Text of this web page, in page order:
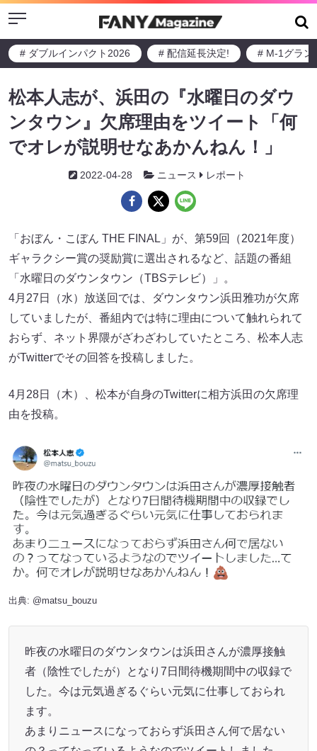
Menu
# ダブルインパクト2026 # 配信延長決定! # M-1グラン
松本人志が、浜田の『水曜日のダウ
ンタウン』欠席理由をツイート「何
でオレが説明せなあかんねん！」
2022-04-28 ニュース レポート
「おぼん・こぼん THE FINAL」が、第59回（2021年度）
ギャラクシー賞の奨励賞に選出されるなど、話題の番組
「水曜日のダウンタウン（TBSテレビ）」。
4月27日（水）放送回では、ダウンタウン浜田雅功が欠席
していましたが、番組内では特に理由について触れられて
おらず、ネット界隈がざわざわしていたところ、松本人志
がTwitterでその回答を投稿しました。
4月28日（木）、松本が自身のTwitterに相方浜田の欠席理
由を投稿。
出典: @matsu_bouzu
昨夜の水曜日のダウンタウンは浜田さんが濃厚接触
者（陰性でしたが）となり7日間待機期間中の収録で
した。今は元気過ぎるぐらい元気に仕事しておられ
ます。
あまりニュースになっておらず浜田さん何で居ない